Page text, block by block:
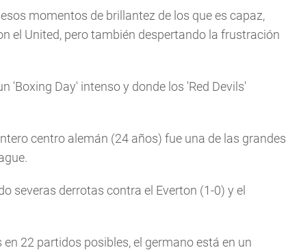
momentos de brillantez de los que es capaz,
el United, pero también despertando la frustración
'Boxing Day' intenso y donde los 'Red Devils'
centro alemán (24 años) fue una de las grandes
severas derrotas contra el Everton (1-0) y el
22 partidos posibles, el germano está en un